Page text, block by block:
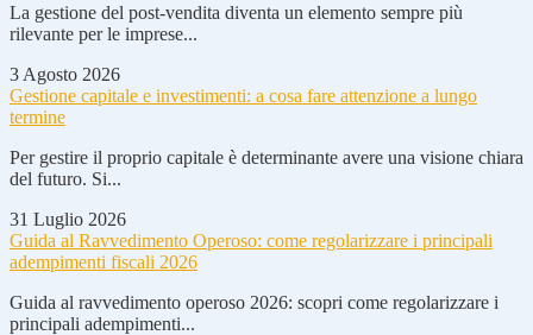
La gestione del post-vendita diventa un elemento sempre più
rilevante per le imprese...
3 Agosto 2026
Gestione capitale e investimenti: a cosa fare attenzione a lungo
termine
Per gestire il proprio capitale è determinante avere una visione chiara
del futuro. Si...
31 Luglio 2026
Guida al Ravvedimento Operoso: come regolarizzare i principali
adempimenti fiscali 2026
Guida al ravvedimento operoso 2026: scopri come regolarizzare i
principali adempimenti...